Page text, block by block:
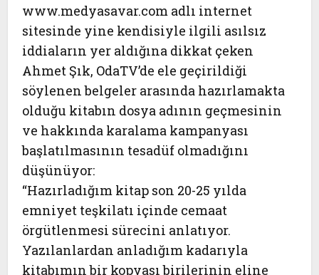
www.medyasavar.com adlı internet
sitesinde yine kendisiyle ilgili asılsız
iddiaların yer aldığına dikkat çeken
Ahmet Şık, OdaTV’de ele geçirildiği
söylenen belgeler arasında hazırlamakta
olduğu kitabın dosya adının geçmesinin
ve hakkında karalama kampanyası
başlatılmasının tesadüf olmadığını
düşünüyor:
“Hazırladığım kitap son 20-25 yılda
emniyet teşkilatı içinde cemaat
örgütlenmesi sürecini anlatıyor.
Yazılanlardan anladığım kadarıyla
kitabımın bir kopyası birilerinin eline